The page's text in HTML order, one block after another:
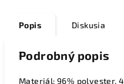
Popis Diskusia
Podrobný popis
Materiál: 96% polyester,